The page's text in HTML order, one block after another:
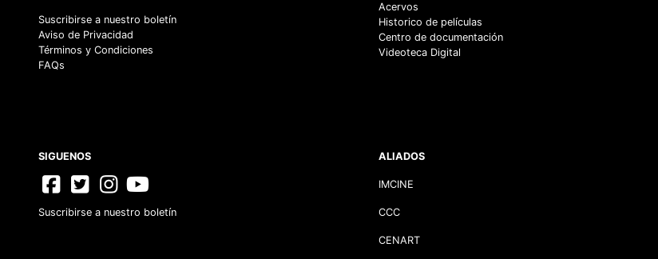
Suscribirse a nuestro boletín
Aviso de Privacidad
Términos y Condiciones
FAQs
Acervos
Historico de películas
Centro de documentación
Videoteca Digital
SIGUENOS
Suscribirse a nuestro boletín
ALIADOS
IMCINE
CCC
CENART